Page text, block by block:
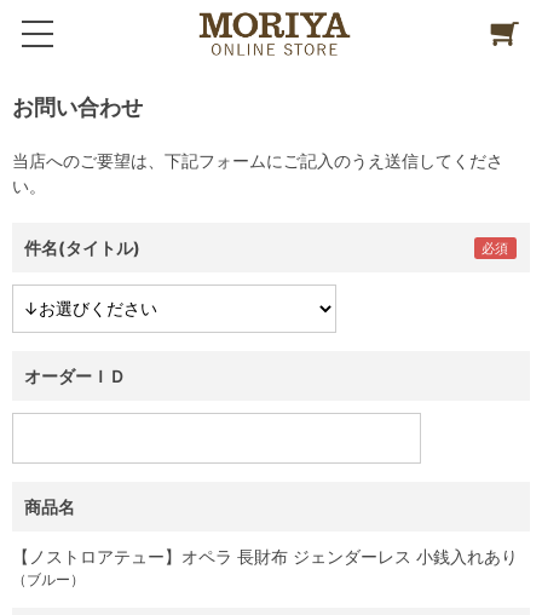
お問い合わせ
当店へのご要望は、下記フォームにご記入のうえ送信してくださ
い。
件名(タイトル)
オーダーＩＤ
商品名
【ノストロアテュー】オペラ 長財布 ジェンダーレス 小銭入れあり
（ブルー）